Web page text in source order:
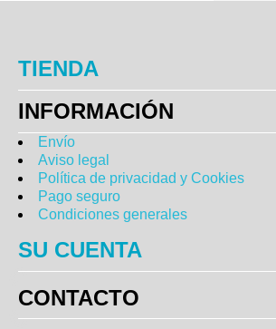
TIENDA
INFORMACIÓN
Envío
Aviso legal
Política de privacidad y Cookies
Pago seguro
Condiciones generales
SU CUENTA
CONTACTO